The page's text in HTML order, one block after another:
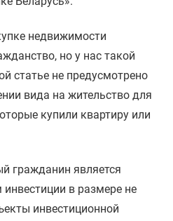
недвижимости
но у нас такой
статье не предусмотрено
вида на жительство для
купили квартиру или
гражданин является
в размере не
инвестиционной